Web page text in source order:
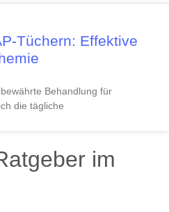
Tüchern: Effektive
Behandlung für
die tägliche
im